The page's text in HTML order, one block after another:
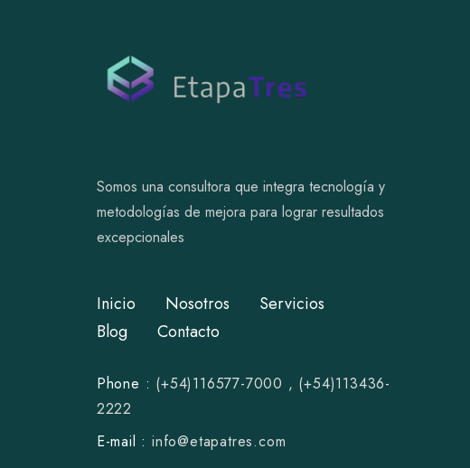
Somos una consultora que integra tecnología y
metodologías de mejora para lograr resultados
excepcionales
Inicio Nosotros
Servicios
Blog
Contacto
Phone : (+54)116577-7000 , (+54)113436-
2222
E-mail : info@etapatres.com